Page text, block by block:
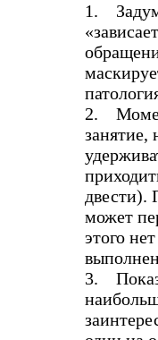
1.
2.
занятие,
двести).
может
этого
3.